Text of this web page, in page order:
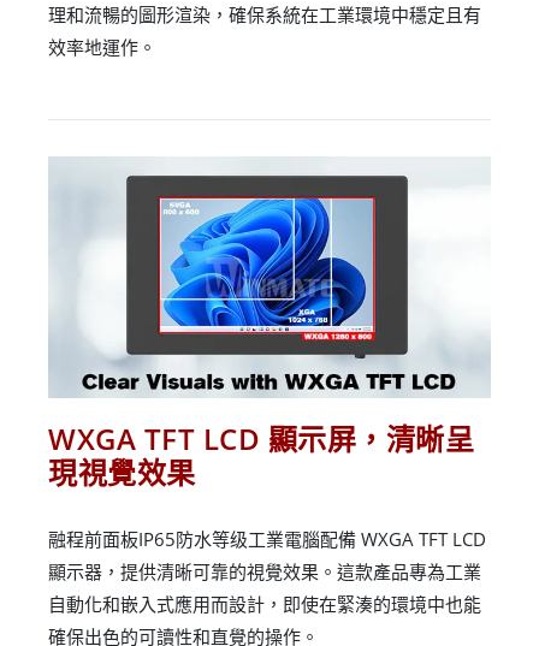
理和流暢的圖形渲染，確保系統在工業環境中穩定且有
效率地運作。
WXGA TFT LCD 顯示屏，清晰呈
現視覺效果
融程前面板IP65防水等级工業電腦配備 WXGA TFT LCD
顯示器，提供清晰可靠的視覺效果。這款產品專為工業
自動化和嵌入式應用而設計，即使在緊湊的環境中也能
確保出色的可讀性和直覺的操作。